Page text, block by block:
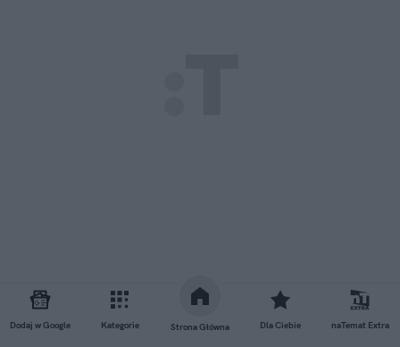
Dodaj w Google Kategorie Strona Główna Dla Ciebie naTemat Extra